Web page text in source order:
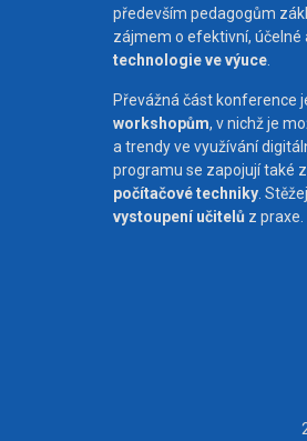
především pedagogům
zájmem o efektivní, účelné
technologie ve výuce
Převážná část konference
workshopům, v nichž je
a trendy ve využívání
programu se zapojují také
počítačové techniky .
vystoupení učitelů z praxe.